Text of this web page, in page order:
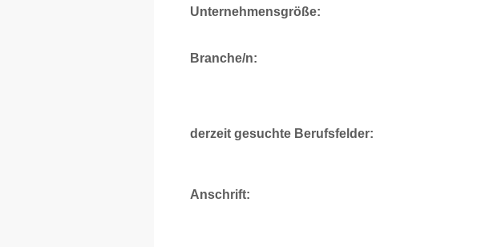
Unternehmensgröße:
Branche/n:
derzeit gesuchte Berufsfelder:
Anschrift: